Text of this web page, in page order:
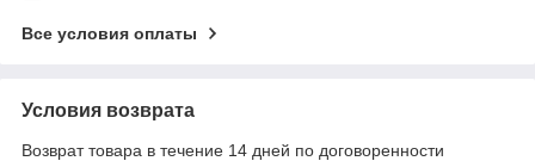
Все условия оплаты
Условия возврата
Возврат товара в течение 14 дней по договоренности